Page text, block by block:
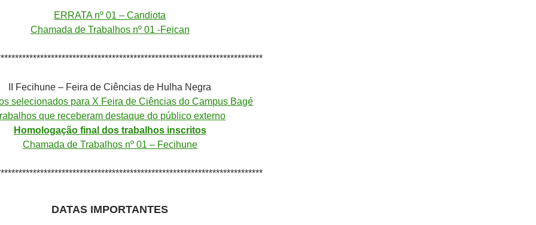
ERRATA nº 01 – Candiota
Chamada de Trabalhos nº 01 -Feican
II Fecihune – Feira de Ciências de Hulha Negra
selecionados para X Feira de Ciências do Campus Bagé
que receberam destaque do público externo
Homologação final dos trabalhos inscritos
Chamada de Trabalhos nº 01 – Fecihune
DATAS IMPORTANTES